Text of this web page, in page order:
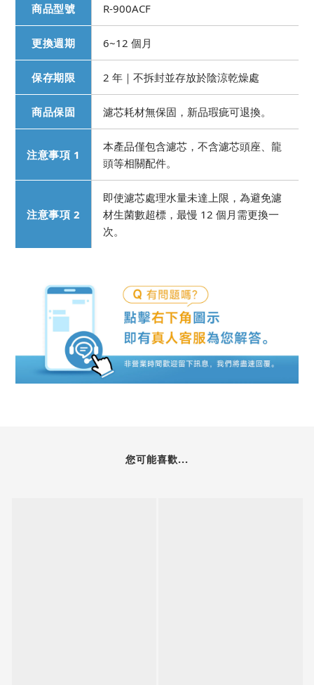
商品型號 R-900ACF
更換週期 6~12 個月
保存期限 2 年｜不拆封並存放於陰涼乾燥處
商品保固 濾芯耗材無保固，新品瑕疵可退換。
注意事項 1
本產品僅包含濾芯，不含濾芯頭座、龍
頭等相關配件。
注意事項 2
即使濾芯處理水量未達上限，為避免濾
材生菌數超標，最慢 12 個月需更換一
次。
您可能喜歡...